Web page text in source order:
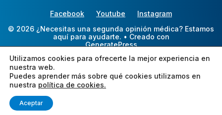
Facebook Youtube
Instagram
© 2026 ¿Necesitas una segunda opinión médica? Estamos
aquí para ayudarte. • Creado con
GeneratePress
Utilizamos cookies para ofrecerte la mejor experiencia en
nuestra web.
Puedes aprender más sobre qué cookies utilizamos en
nuestra política de cookies.
Aceptar